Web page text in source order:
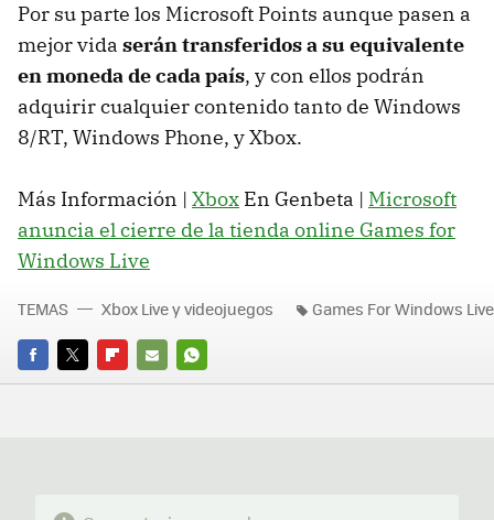
Por su parte los Microsoft Points aunque pasen a
mejor vida serán transferidos a su equivalente
en moneda de cada país, y con ellos podrán
adquirir cualquier contenido tanto de Windows
8/RT, Windows Phone, y Xbox.
Más Información | Xbox En Genbeta | Microsoft
anuncia el cierre de la tienda online Games for
Windows Live
FACEBOOK
TWITTERFLIPBOARD
E-
WHATSAPP
TEMAS Xbox Live y videojuegos Games For Windows Live